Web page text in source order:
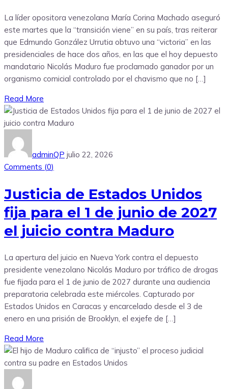
La líder opositora venezolana María Corina Machado aseguró
este martes que la “transición viene” en su país, tras reiterar
que Edmundo González Urrutia obtuvo una “victoria” en las
presidenciales de hace dos años, en las que el hoy depuesto
mandatario Nicolás Maduro fue proclamado ganador por un
organismo comicial controlado por el chavismo que no […]
Read More
adminQP julio 22, 2026
Comments (0)
Justicia de Estados Unidos
fija para el 1 de junio de 2027
el juicio contra Maduro
La apertura del juicio en Nueva York contra el depuesto
presidente venezolano Nicolás Maduro por tráfico de drogas
fue fijada para el 1 de junio de 2027 durante una audiencia
preparatoria celebrada este miércoles. Capturado por
Estados Unidos en Caracas y encarcelado desde el 3 de
enero en una prisión de Brooklyn, el exjefe de […]
Read More